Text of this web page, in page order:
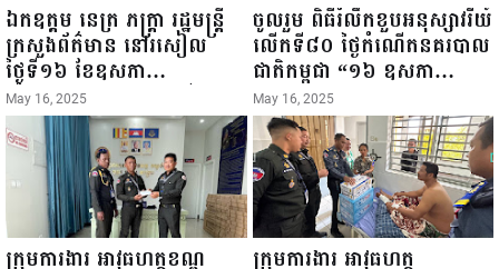
ឯកឧត្តម នេត្រ ភក្ត្រា រដ្ឋមន្ត្រី
ក្រសួងព័ត៌មាន នៅរសៀល
ថ្ងៃទី១៦ ខែឧសភា
ឆ្នាំ២០២៥នេះ បានអញ្ជើញចុះ
ធ្វើជំរឿនថ្នាក់ដឹកនាំមន្ត្រីរាជ
ការស៉ីវិល នៃក្រសួងព័ត៌មាន...
May 16, 2025
ចូលរួម ពិធីរំលឹកខួបអនុស្សាវរីយ៍
លើកទី៨០ ថ្ងៃកំណើតនគរបាល
ជាតិកម្ពុជា “១៦ ឧសភា
១៩៤៥ ~ ១៦ ឧសភា
២០២៥”...
May 16, 2025
ក្រុមការងារ អាវុធហត្ថខណ្ឌ ក្រុមការងារ អាវុធហត្ថ